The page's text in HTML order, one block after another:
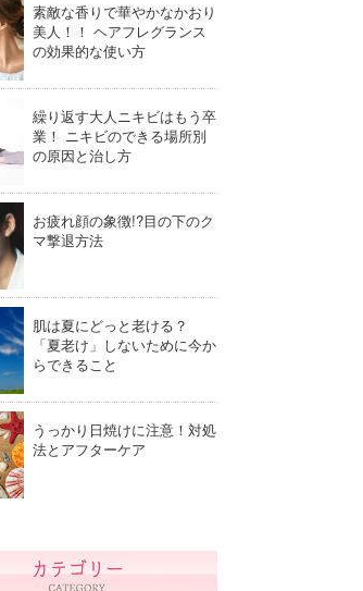
素敵な香りで華やかなかおり
美人！！ ヘアフレグランス
の効果的な使い方
繰り返す大人ニキビはもう卒
業！ ニキビのできる場所別
の原因と治し方
お疲れ顔の象徴!?目の下のク
マ撃退方法
肌は夏にどっと老ける？
「夏老け」しないために今か
らできること
うっかり日焼けに注意！対処
法とアフターケア